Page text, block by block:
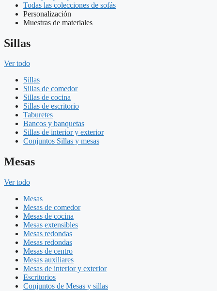
Todas las colecciones de sofás
Personalización
Muestras de materiales
Sillas
Ver todo
Sillas
Sillas de comedor
Sillas de cocina
Sillas de escritorio
Taburetes
Bancos y banquetas
Sillas de interior y exterior
Conjuntos Sillas y mesas
Mesas
Ver todo
Mesas
Mesas de comedor
Mesas de cocina
Mesas extensibles
Mesas redondas
Mesas redondas
Mesas de centro
Mesas auxiliares
Mesas de interior y exterior
Escritorios
Conjuntos de Mesas y sillas